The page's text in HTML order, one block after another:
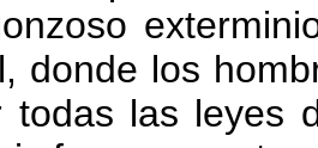
donde los
todas las leyes